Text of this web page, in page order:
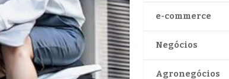
e-commerce
Negócios
Agronegócios